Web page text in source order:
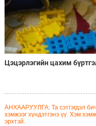
Цэцэрлэгийн цахим
АНХААРУУЛГА: Та сэтгэгдэл
хэмжээг хүндэтгэнэ үү. Хэм
эрхтэй.